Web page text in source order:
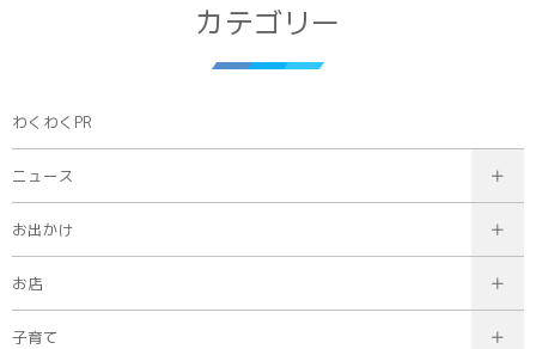
カテゴリー
わくわくPR
ニュース
お出かけ
お店
子育て